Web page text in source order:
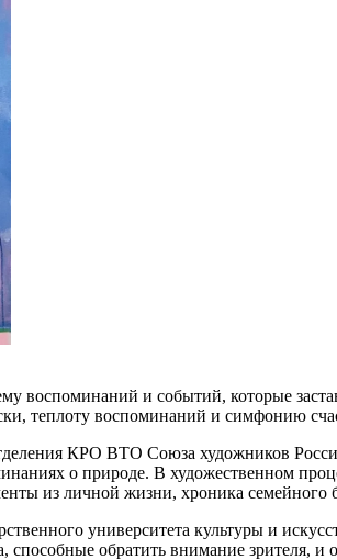
воспоминаний и событий, которые
теплоту воспоминаний и симфонию
КРО ВТО Союза художников
о природе. В художественном
из личной жизни, хроника семейного
университета культуры и
обратить внимание зрителя,